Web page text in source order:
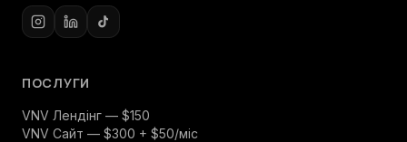
ПОСЛУГИ
VNV Лендінг — $150
VNV Сайт — $300 + $50/міс